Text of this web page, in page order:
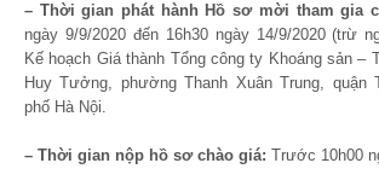
– Thời gian phát hành Hồ sơ mời tham gia
ngày 9/9/2020 đến 16h30 ngày 14/9/2020 (trừ
Kế hoạch Giá thành Tổng công ty Khoáng sản –
Huy Tưởng, phường Thanh Xuân Trung, quận
phố Hà Nội.
– Thời gian nộp hồ sơ chào giá: Trước 10h00